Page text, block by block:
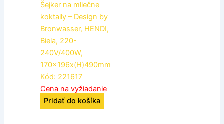
Šejker na mliečne
koktaily – Design by
Bronwasser, HENDI,
Biela, 220-
240V/400W,
170x196x(H)490mm
Kód: 221617
Cena na vyžiadanie
Pridať do košíka